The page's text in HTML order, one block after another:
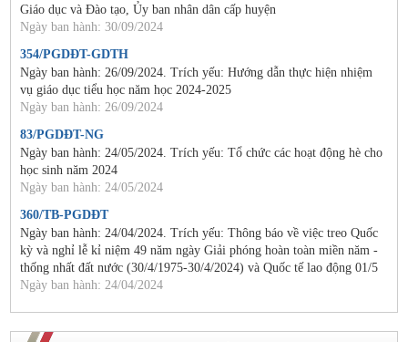
Giáo dục và Đào tạo, Ủy ban nhân dân cấp huyện
Ngày ban hành: 30/09/2024
354/PGDĐT-GDTH
Ngày ban hành: 26/09/2024. Trích yếu: Hướng dẫn thực hiện nhiệm
vụ giáo dục tiểu học năm học 2024-2025
Ngày ban hành: 26/09/2024
83/PGDĐT-NG
Ngày ban hành: 24/05/2024. Trích yếu: Tổ chức các hoạt động hè cho
học sinh năm 2024
Ngày ban hành: 24/05/2024
360/TB-PGDĐT
Ngày ban hành: 24/04/2024. Trích yếu: Thông báo về việc treo Quốc
kỳ và nghỉ lễ kỉ niệm 49 năm ngày Giải phóng hoàn toàn miền năm -
thống nhất đất nước (30/4/1975-30/4/2024) và Quốc tế lao động 01/5
Ngày ban hành: 24/04/2024